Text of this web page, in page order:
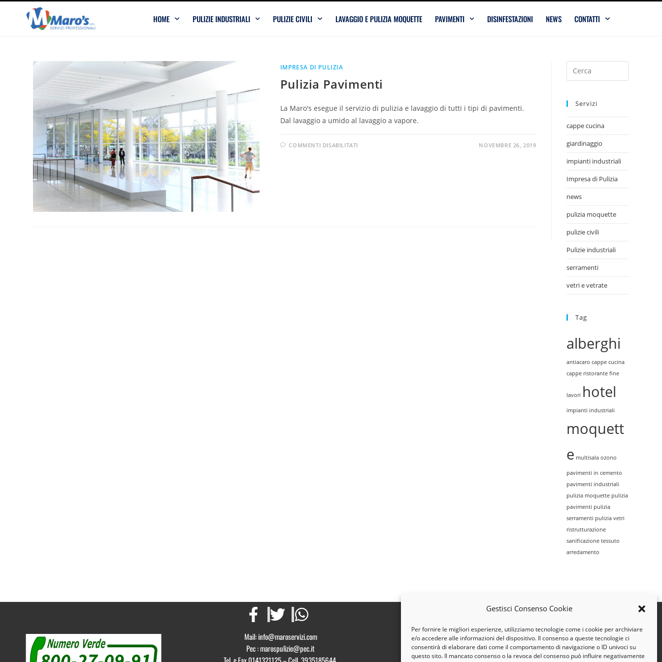
Gestisci Consenso Cookie
Per fornire le migliori esperienze, utilizziamo tecnologie come i cookie per archiviare
e/o accedere alle informazioni del dispositivo. Il consenso a queste tecnologie ci
consentirà di elaborare dati come il comportamento di navigazione o ID univoci su
questo sito. Il mancato consenso o la revoca del consenso può influire negativamente
HOME PULIZIE INDUSTRIALI PULIZIE CIVILI LAVAGGIO E PULIZIA MOQUETTE PAVIMENTI DISINFESTAZIONI NEWS CONTATTI
IMPRESA DI PULIZIA
Pulizia Pavimenti
La Maro's esegue il servizio di pulizia e lavaggio di tutti i tipi di pavimenti.
Dal lavaggio a umido al lavaggio a vapore.
COMMENTI DISABILITATI NOVEMBRE 26, 2019
Servizi
cappe cucina
giardinaggio
impianti industriali
Impresa di Pulizia
news
pulizia moquette
pulizie civili
Pulizie industriali
serramenti
vetri e vetrate
Tag
alberghi
antiacaro cappe cucina
cappe ristorante fine
lavori hotel
impianti industriali
moquett
e multisala ozono
pavimenti in cemento
pavimenti industriali
pulizia moquette pulizia
pavimenti pulizia
serramenti pulizia vetri
ristrutturazione
sanificazione tessuto
arredamento
Mail: info@maroservizi.com
Pec : marospulizie@pec.it